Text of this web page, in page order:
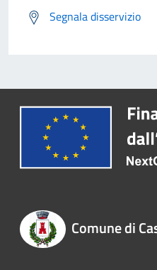
Segnala disservizio
Comune di